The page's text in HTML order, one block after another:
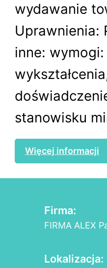
wydawanie
Uprawnienia:
inne:
stanowisku
Więcej informacji
Firma:
FIRMA ALEX
Lokalizacja: